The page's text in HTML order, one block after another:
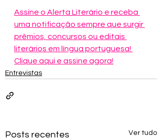
Assine o Alerta Literário e receba
uma notificação sempre que surgir
prêmios, concursos ou editais
literários em língua portuguesa!
Clique aqui e assine agora!
Entrevistas
Posts recentes Ver tudo